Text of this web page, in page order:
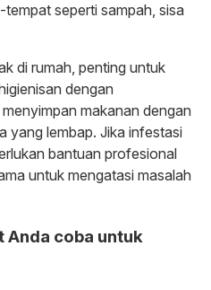
seperti sampah, sisa
di rumah, penting untuk
dengan
makanan dengan
yang lembap. Jika infestasi
bantuan profesional
untuk mengatasi masalah
Anda coba untuk